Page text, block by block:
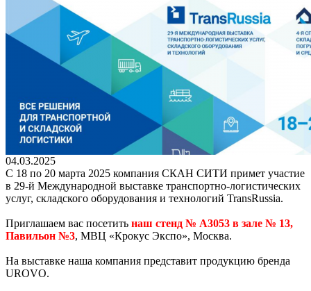
04.03.2025
С 18 по 20 марта 2025 компания СКАН СИТИ примет участие
в 29-й Международной выставке транспортно-логистических
услуг, складского оборудования и технологий TransRussia.
Приглашаем вас посетить наш стенд № A3053 в зале № 13,
Павильон №3, МВЦ «Крокус Экспо», Москва.
На выставке наша компания представит продукцию бренда
UROVO.